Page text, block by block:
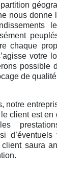
nous donne
chaque
votre
possible
de
notre
client est
saura